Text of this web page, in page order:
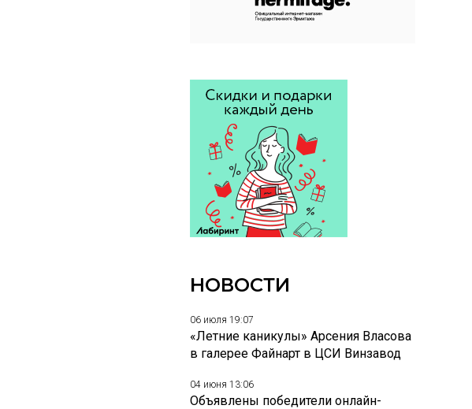
НОВОСТИ
06 июля 19:07
«Летние каникулы» Арсения Власова
в галерее Файнарт в ЦСИ Винзавод
04 июня 13:06
Объявлены победители онлайн-